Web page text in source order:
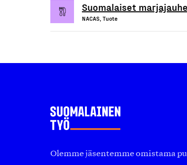
Suomalaiset
NACAS, Tuote
Olemme jäsentemme omistama